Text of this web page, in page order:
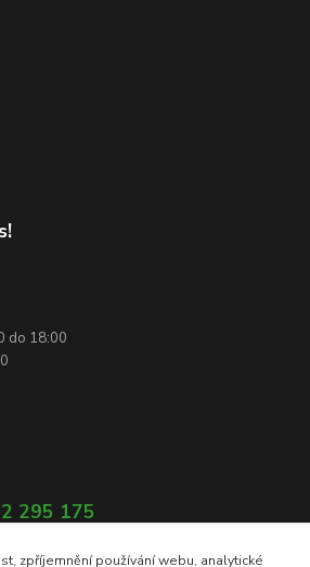
do 18:00
295 175
zpříjemnění používání webu, analytické